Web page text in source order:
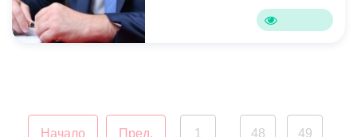
Технически это стало
колесам кресел,
Начало Пред.
1
48 49